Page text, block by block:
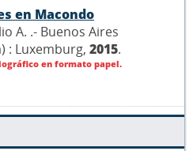
en Macondo
A. .- Buenos Aires
: Luxemburg, 2015.
en formato papel.